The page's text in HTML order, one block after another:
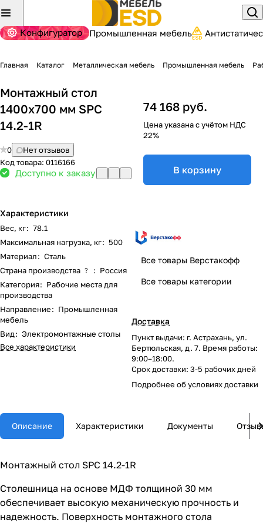
Конфигуратор Промышленная мебель
Главная Каталог Металлическая мебель Промышленная мебель
Монтажный стол
1400х700 мм SPC
14.2-1R
0
Нет отзывов
Код товара: 0116166
Доступно к заказу
Характеристики
Вес, кг: 78.1
Максимальная нагрузка, кг: 500
Материал: Сталь
Страна производства ? : Россия
Категория: Рабочие места для
производства
Направление: Промышленная
мебель
Вид: Электромонтажные столы
Все характеристики
74 168 руб.
Цена указана с учётом НДС
22%
В корзину
Все товары Верстакофф
Все товары категории
Доставка
Пункт выдачи: г. Астрахань, ул.
Бертюльская, д. 7. Время работы:
9:00–18:00.
Срок доставки: 3-5 рабочих дней
Подробнее обусловиях доставки
Описание Характеристики Документы
Монтажный стол SPC 14.2-1R
Столешница на основе МДФ толщиной 30 мм
обеспечивает высокую механическую прочность и
надежность. Поверхность монтажного стола